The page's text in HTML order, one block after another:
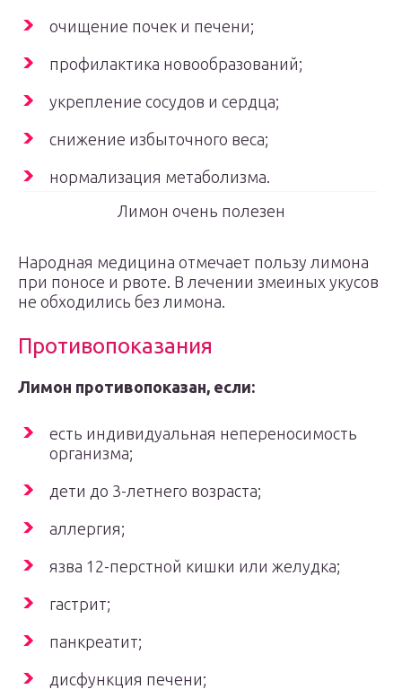
очищение почек и печени;
профилактика новообразований;
укрепление сосудов и сердца;
снижение избыточного веса;
нормализация метаболизма.
Лимон очень полезен
Народная медицина отмечает пользу лимона
при поносе и рвоте. В лечении змеиных укусов
не обходились без лимона.
Противопоказания
Лимон противопоказан, если:
есть индивидуальная непереносимость
организма;
дети до 3-летнего возраста;
аллергия;
язва 12-перстной кишки или желудка;
гастрит;
панкреатит;
дисфункция печени;